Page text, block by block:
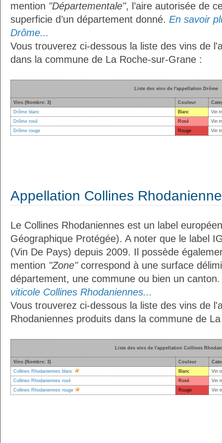
mention "Départementale", l’aire autorisée de
superficie d’un département donné. En savoir
Drôme...
Vous trouverez ci-dessous la liste des vins de
dans la commune de La Roche-sur-Grane :
Liste des vins de l'appellation Drôme
Vins (Nombre: 3) Couleur
Drôme blanc
Blanc
Vin
Drôme rosé
Rosé
Vin
Drôme rouge
Rouge Vin
Appellation Collines
Le Collines Rhodaniennes est un label
Géographique Protégée). A noter que le label
(Vin De Pays) depuis 2009. Il possède
mention "Zone"correspond à une surface
département, une commune ou bien un
viticole Collines Rhodaniennes...
Vous trouverez ci-dessous la liste des vins de
Rhodaniennes produits dans la commune de
Liste des vins de l'appellation Collines
Vins (Nombre: 3) Couleur
Collines Rhodaniennes blanc
Blanc
Vin
Collines Rhodaniennes rosé
Rosé
Vin
Collines Rhodaniennes rouge
Rouge Vin